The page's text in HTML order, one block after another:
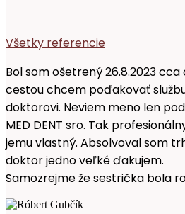
Všetky referencie
Bol som ošetrený 26.8.2023 cca
cestou chcem poďakovať
doktorovi. Neviem meno len
MED DENT sro. Tak
jemu vlastný. Absolvoval som
doktor jedno veľké ďakujem.
Samozrejme že sestrička bola